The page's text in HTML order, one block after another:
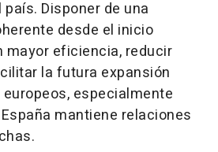
Disponer de una
desde el inicio
mayor eficiencia, reducir
la futura expansión
especialmente
mantiene relaciones